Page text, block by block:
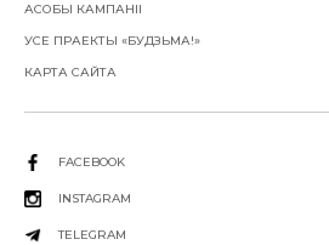
АСОБЫ КАМПАНІІ
УСЕ ПРАЕКТЫ «БУДЗЬМА!»
КАРТА САЙТА
FACEBOOK
INSTAGRAM
TELEGRAM